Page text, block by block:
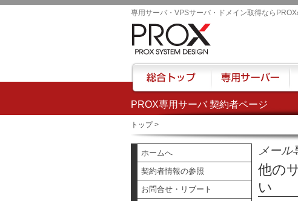
PROX専用サーバ 契約者ページ
専用サーバ・VPSサーバ・ドメイン取得なら
トップ>
ホームへ
契約者情報の参照
お問合せ・リブート
メール
他の
い
総合トップ 専用サーバー